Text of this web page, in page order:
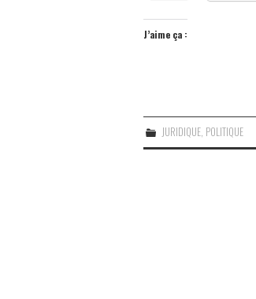
J’aime ça :
JURIDIQUE POLITIQUE